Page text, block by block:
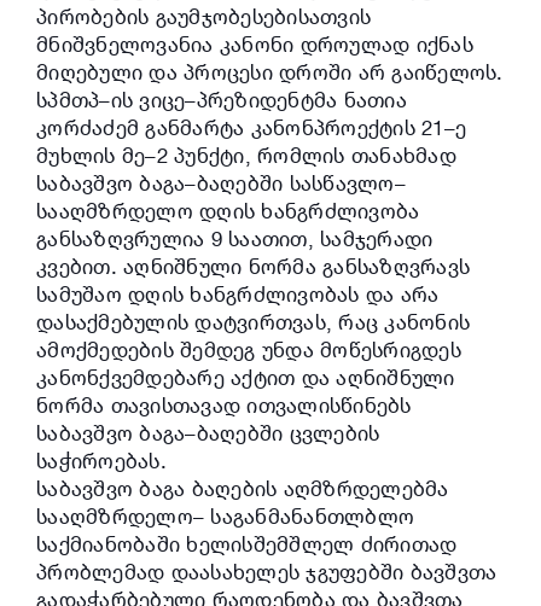
პირობების გაუმჯობესებისათვის
მნიშვნელოვანია კანონი დროულად იქნას
მიღებული და პროცესი დროში არ გაიწელოს.
სპმთპ–ის ვიცე–პრეზიდენტმა ნათია
კორძაძემ განმარტა კანონპროექტის 21–ე
მუხლის მე–2 პუნქტი, რომლის თანახმად
საბავშვო ბაგა–ბაღებში სასწავლო–
სააღმზრდელო დღის ხანგრძლივობა
განსაზღვრულია 9 საათით, სამჯერადი
კვებით. აღნიშნული ნორმა განსაზღვრავს
სამუშაო დღის ხანგრძლივობას და არა
დასაქმებულის დატვირთვას, რაც კანონის
ამოქმედების შემდეგ უნდა მოწესრიგდეს
კანონქვემდებარე აქტით და აღნიშნული
ნორმა თავისთავად ითვალისწინებს
საბავშვო ბაგა–ბაღებში ცვლების
საჭიროებას.
საბავშვო ბაგა ბაღების აღმზრდელებმა
სააღმზრდელო– საგანმანანთლბლო
საქმიანობაში ხელისშემშლელ ძირითად
პრობლემად დაასახელეს ჯგუფებში ბავშვთა
გადაჭარბებული რაოდენობა და ბავშვთა